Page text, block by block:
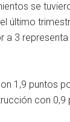
se
último
3
1,9 puntos
con